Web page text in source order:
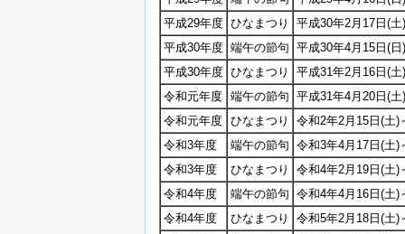
平成29年度 ひなまつり
平成30年2月17日(
平成30年度 端午の節句 平成30年4月15日(
平成30年度 ひなまつり
平成31年2月16日(
令和元年度 端午の節句 平成31年4月20日(
令和元年度 ひなまつり
令和2年2月15日(土)
令和3年度
端午の節句 令和3年4月17日(土)
令和3年度
ひなまつり
令和4年2月19日(土)
令和4年度
端午の節句 令和4年4月16日(土)
令和4年度
ひなまつり
令和5年2月18日(土)